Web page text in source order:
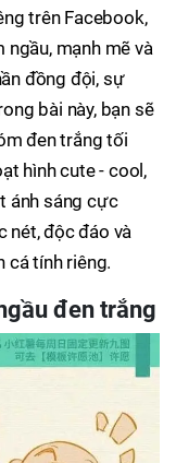
trên Facebook,
ngầu, mạnh mẽ và
đồng đội, sự
bài này, bạn sẽ
đen trắng tối
hình cute - cool,
ánh sáng cực
nét, độc đáo và
cá tính riêng.
đen trắng